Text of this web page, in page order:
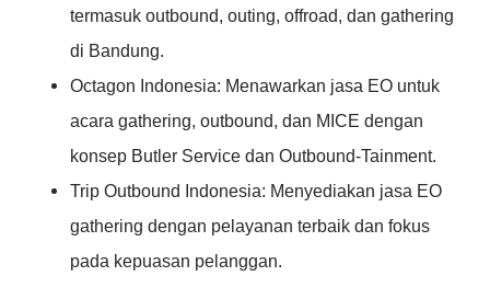
termasuk outbound, outing, offroad, dan gathering
di Bandung.
Octagon Indonesia: Menawarkan jasa EO untuk
acara gathering, outbound, dan MICE dengan
konsep Butler Service dan Outbound-Tainment.
Trip Outbound Indonesia: Menyediakan jasa EO
gathering dengan pelayanan terbaik dan fokus
pada kepuasan pelanggan.